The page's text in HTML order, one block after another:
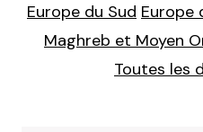
Europe du Sud Europe
Maghreb et Moyen
Toutes les